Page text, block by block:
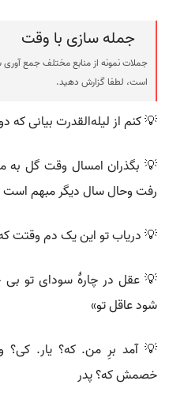
جمله سازی با وقت
جملات نمونه از منابع مختلف جمع
است، لطفا گزارش دهید.
💡 کنم از لیله‌القدرت بیانی که
💡 بگذران امسال وقت گل
رفت وحال سال دیگر مبهم است
💡 دریاب تو این یک دم وقتت که
💡 عقل در چارهٔ سودای تو بی
شود عاقل تو»
💡 آمد برِ من. که؟ یار.
خصمش که؟ پدر